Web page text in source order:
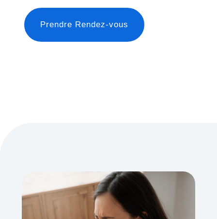
Prendre Rendez-vous